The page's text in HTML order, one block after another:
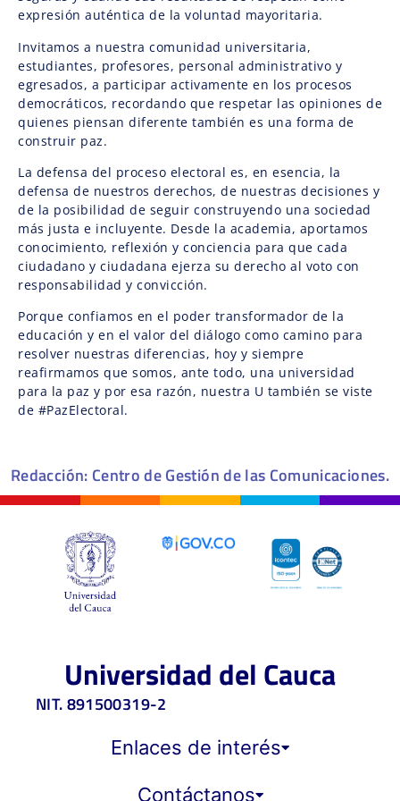
expresión auténtica de la voluntad mayoritaria.
Invitamos a nuestra comunidad universitaria,
estudiantes, profesores, personal administrativo y
egresados, a participar activamente en los procesos
democráticos, recordando que respetar las opiniones de
quienes piensan diferente también es una forma de
construir paz.
La defensa del proceso electoral es, en esencia, la
defensa de nuestros derechos, de nuestras decisiones y
de la posibilidad de seguir construyendo una sociedad
más justa e incluyente. Desde la academia, aportamos
conocimiento, reflexión y conciencia para que cada
ciudadano y ciudadana ejerza su derecho al voto con
responsabilidad y convicción.
Porque confiamos en el poder transformador de la
educación y en el valor del diálogo como camino para
resolver nuestras diferencias, hoy y siempre
reafirmamos que somos, ante todo, una universidad
para la paz y por esa razón, nuestra U también se viste
de #PazElectoral.
Redacción: Centro de Gestión de las Comunicaciones.
Universidad del Cauca
NIT. 891500319-2
Enlaces de interés
Contáctanos